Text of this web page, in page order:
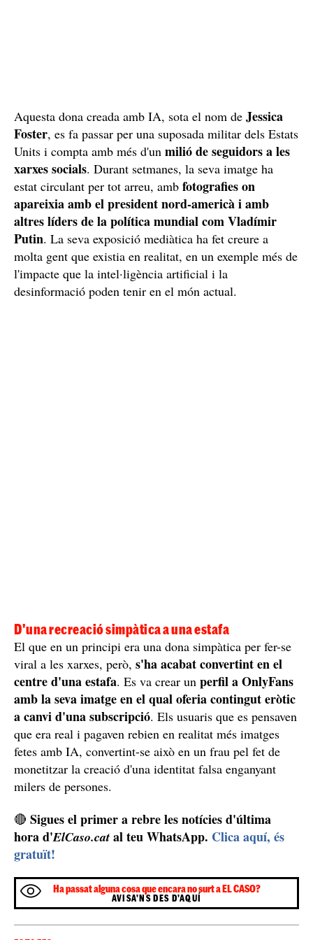
Aquesta dona creada amb IA, sota el nom de Jessica
Foster, es fa passar per una suposada militar dels Estats
Units i compta amb més d'un milió de seguidors a les
xarxes socials. Durant setmanes, la seva imatge ha
estat circulant per tot arreu, amb fotografies on
apareixia amb el president nord-americà i amb
altres líders de la política mundial com Vladímir
Putin. La seva exposició mediàtica ha fet creure a
molta gent que existia en realitat, en un exemple més de
l'impacte que la intel·ligència artificial i la
desinformació poden tenir en el món actual.
D'una recreació simpàtica a una estafa
El que en un principi era una dona simpàtica per fer-se
viral a les xarxes, però, s'ha acabat convertint en el
centre d'una estafa. Es va crear un perfil a OnlyFans
amb la seva imatge en el qual oferia contingut eròtic
a canvi d'una subscripció. Els usuaris que es pensaven
que era real i pagaven rebien en realitat més imatges
fetes amb IA, convertint-se això en un frau pel fet de
monetitzar la creació d'una identitat falsa enganyant
milers de persones.
🔴 Sigues el primer a rebre les notícies d'última
hora d'ElCaso.cat al teu WhatsApp. Clica aquí, és
gratuït!
Ha passat alguna cosa que encara no surt a EL CASO?
AVISA'NS DES D'AQUÍ